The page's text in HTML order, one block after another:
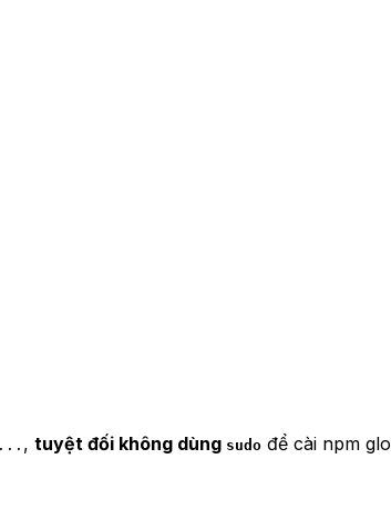
, tuyệt đối không dùng sudo để cài npm